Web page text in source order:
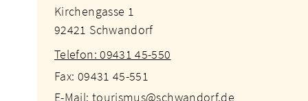
Kirchengasse 1
92421 Schwandorf
Telefon: 09431 45-550
Fax: 09431 45-551
E-Mail: tourismus@schwandorf.de